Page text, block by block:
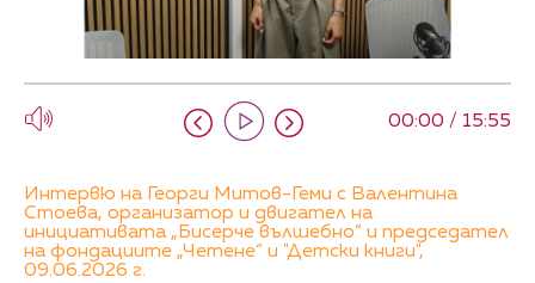
00:00 / 15:55
Интервю на Георги Митов-Геми с Валентина
Стоева, организатор и двигател на
инициативата „Бисерче вълшебно“ и председател
на фондациите „Четене“ и "Детски книги",
09.06.2026 г.